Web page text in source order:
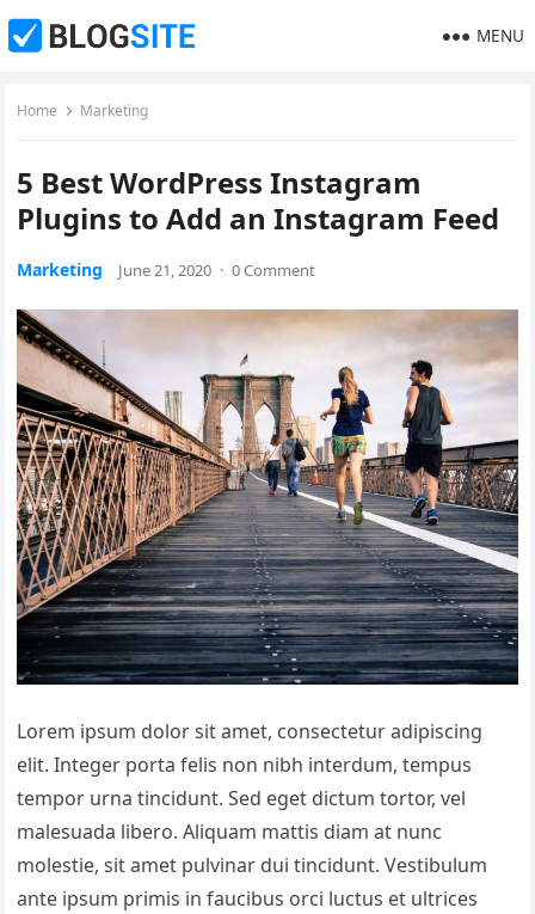
MENU
Home Marketing
5 Best WordPress Instagram
Plugins to Add an Instagram Feed
Marketing June 21, 2020 · 0 Comment
Lorem ipsum dolor sit amet, consectetur adipiscing
elit. Integer porta felis non nibh interdum, tempus
tempor urna tincidunt. Sed eget dictum tortor, vel
malesuada libero. Aliquam mattis diam at nunc
molestie, sit amet pulvinar dui tincidunt. Vestibulum
ante ipsum primis in faucibus orci luctus et ultrices